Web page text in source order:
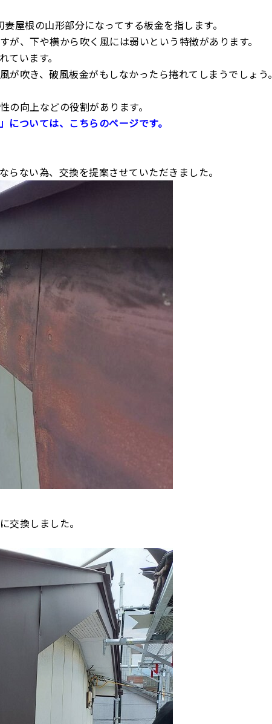
屋根の山形部分になってする板金を指します。
、下や横から吹く風には弱いという特徴があります。
います。
吹き、破風板金がもしなかったら捲れてしまうでしょう。
向上などの役割があります。
については、こちらのページです。
ない為、交換を提案させていただきました。
交換しました。